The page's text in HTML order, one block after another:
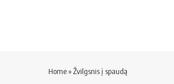
Home»Žvilgsnis į spaudą